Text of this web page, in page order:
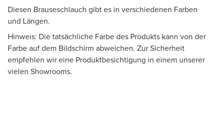
Diesen Brauseschlauch gibt es in verschiedenen Farben
und Längen.
Hinweis: Die tatsächliche Farbe des Produkts kann von der
Farbe auf dem Bildschirm abweichen. Zur Sicherheit
empfehlen wir eine Produktbesichtigung in einem unserer
vielen Showrooms.